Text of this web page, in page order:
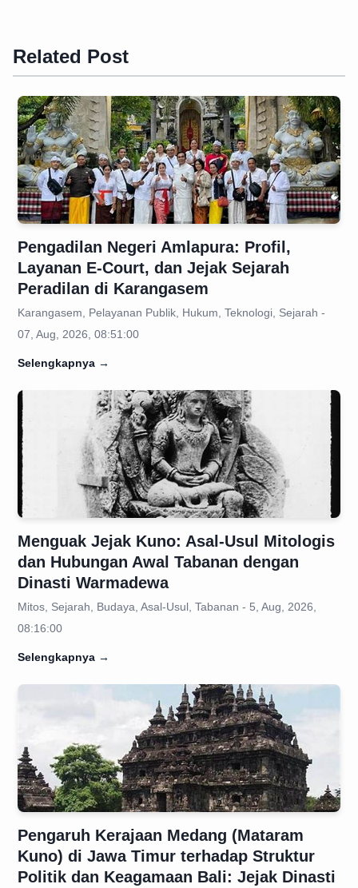
Related Post
Pengadilan Negeri Amlapura: Profil,
Layanan E-Court, dan Jejak Sejarah
Peradilan di Karangasem
Karangasem, Pelayanan Publik, Hukum, Teknologi, Sejarah -
07, Aug, 2026, 08:51:00
Selengkapnya →
Menguak Jejak Kuno: Asal-Usul Mitologis
dan Hubungan Awal Tabanan dengan
Dinasti Warmadewa
Mitos, Sejarah, Budaya, Asal-Usul, Tabanan - 5, Aug, 2026,
08:16:00
Selengkapnya →
Pengaruh Kerajaan Medang (Mataram
Kuno) di Jawa Timur terhadap Struktur
Politik dan Keagamaan Bali: Jejak Dinasti